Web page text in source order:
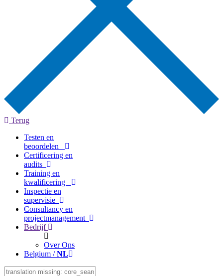
Terug
Testen en
beoordelen
Certificering en
audits
Training en
kwalificering
Inspectie en
supervisie
Consultancy en
projectmanagement
Bedrijf
Over Ons
Belgium /NL